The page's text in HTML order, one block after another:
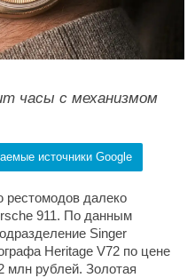
часы с механизмом
источники Google
далеко
911. По данным
Singer
Heritage V72 по цене
млн рублей. Золотая